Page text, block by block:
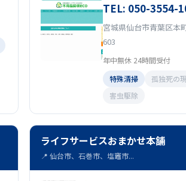
TEL: 050-3554-
宮城県仙台市青葉区本
603
年中無休 24時間受付
特殊清掃
孤独死の
害虫駆除
ライフサービスおまかせ本舗
📍 仙台市、石巻市、塩竈市...